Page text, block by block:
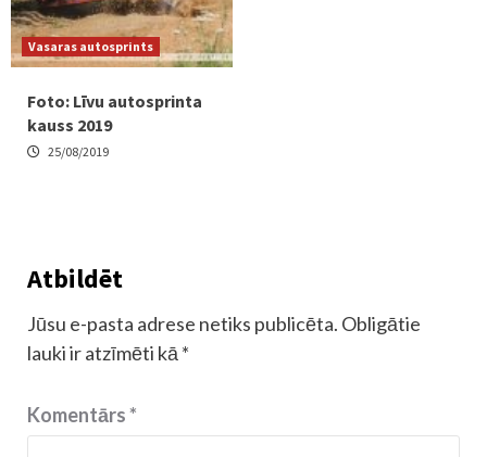
Vasaras autosprints
Foto: Līvu autosprinta
kauss 2019
25/08/2019
Atbildēt
Jūsu e-pasta adrese netiks publicēta. Obligātie
lauki ir atzīmēti kā *
Komentārs*